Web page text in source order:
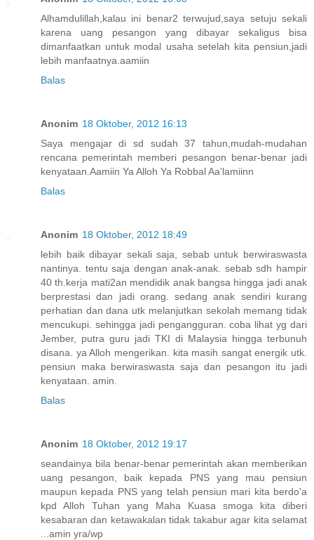
Alhamdulillah,kalau ini benar2 terwujud,saya setuju sekali
karena uang pesangon yang dibayar sekaligus bisa
dimanfaatkan untuk modal usaha setelah kita pensiun,jadi
lebih manfaatnya.aamiin
Balas
Anonim 18 Oktober, 2012 16:13
Saya mengajar di sd sudah 37 tahun,mudah-mudahan
rencana pemerintah memberi pesangon benar-benar jadi
kenyataan.Aamiin Ya Alloh Ya Robbal Aa'lamiinn
Balas
Anonim 18 Oktober, 2012 18:49
lebih baik dibayar sekali saja, sebab untuk berwiraswasta
nantinya. tentu saja dengan anak-anak. sebab sdh hampir
40 th.kerja mati2an mendidik anak bangsa hingga jadi anak
berprestasi dan jadi orang. sedang anak sendiri kurang
perhatian dan dana utk melanjutkan sekolah memang tidak
mencukupi. sehingga jadi pengangguran. coba lihat yg dari
Jember, putra guru jadi TKI di Malaysia hingga terbunuh
disana. ya Alloh mengerikan. kita masih sangat energik utk.
pensiun maka berwiraswasta saja dan pesangon itu jadi
kenyataan. amin.
Balas
Anonim 18 Oktober, 2012 19:17
seandainya bila benar-benar pemerintah akan memberikan
uang pesangon, baik kepada PNS yang mau pensiun
maupun kepada PNS yang telah pensiun mari kita berdo'a
kpd Alloh Tuhan yang Maha Kuasa smoga kita diberi
kesabaran dan ketawakalan tidak takabur agar kita selamat
...amin yra/wp